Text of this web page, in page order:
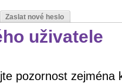
Zaslat nové heslo
uživatele
pozornost zejména